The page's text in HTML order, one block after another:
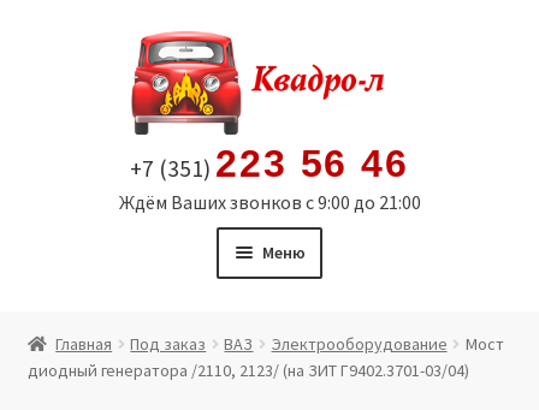
содержимому
+7 (351) 223 56 46
Ждём Ваших звонков с 9:00 до 21:00
Меню
Витрина
Главная Под заказ ВАЗ Электрооборудование
Мост
диодный генератора /2110, 2123/ (на ЗИТ Г9402.3701-03/04)